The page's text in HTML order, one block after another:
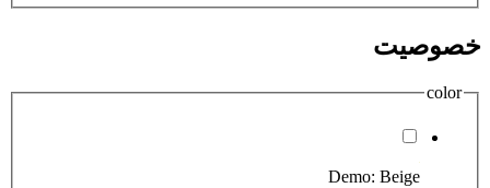
خصوصیت
color
Demo: Beige